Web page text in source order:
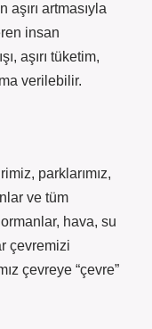
aşırı artmasıyla
insan
aşırı tüketim,
verilebilir.
parklarımız,
ve tüm
hava, su
çevremizi
çevreye “çevre”